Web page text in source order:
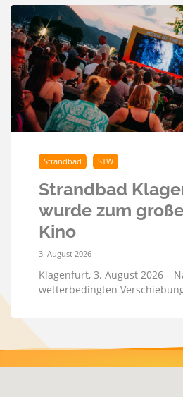
Strandbad STW
Strandbad
wurde zum
Kino
3. August 2026
Klagenfurt, 3. August 2026 –
wetterbedingten